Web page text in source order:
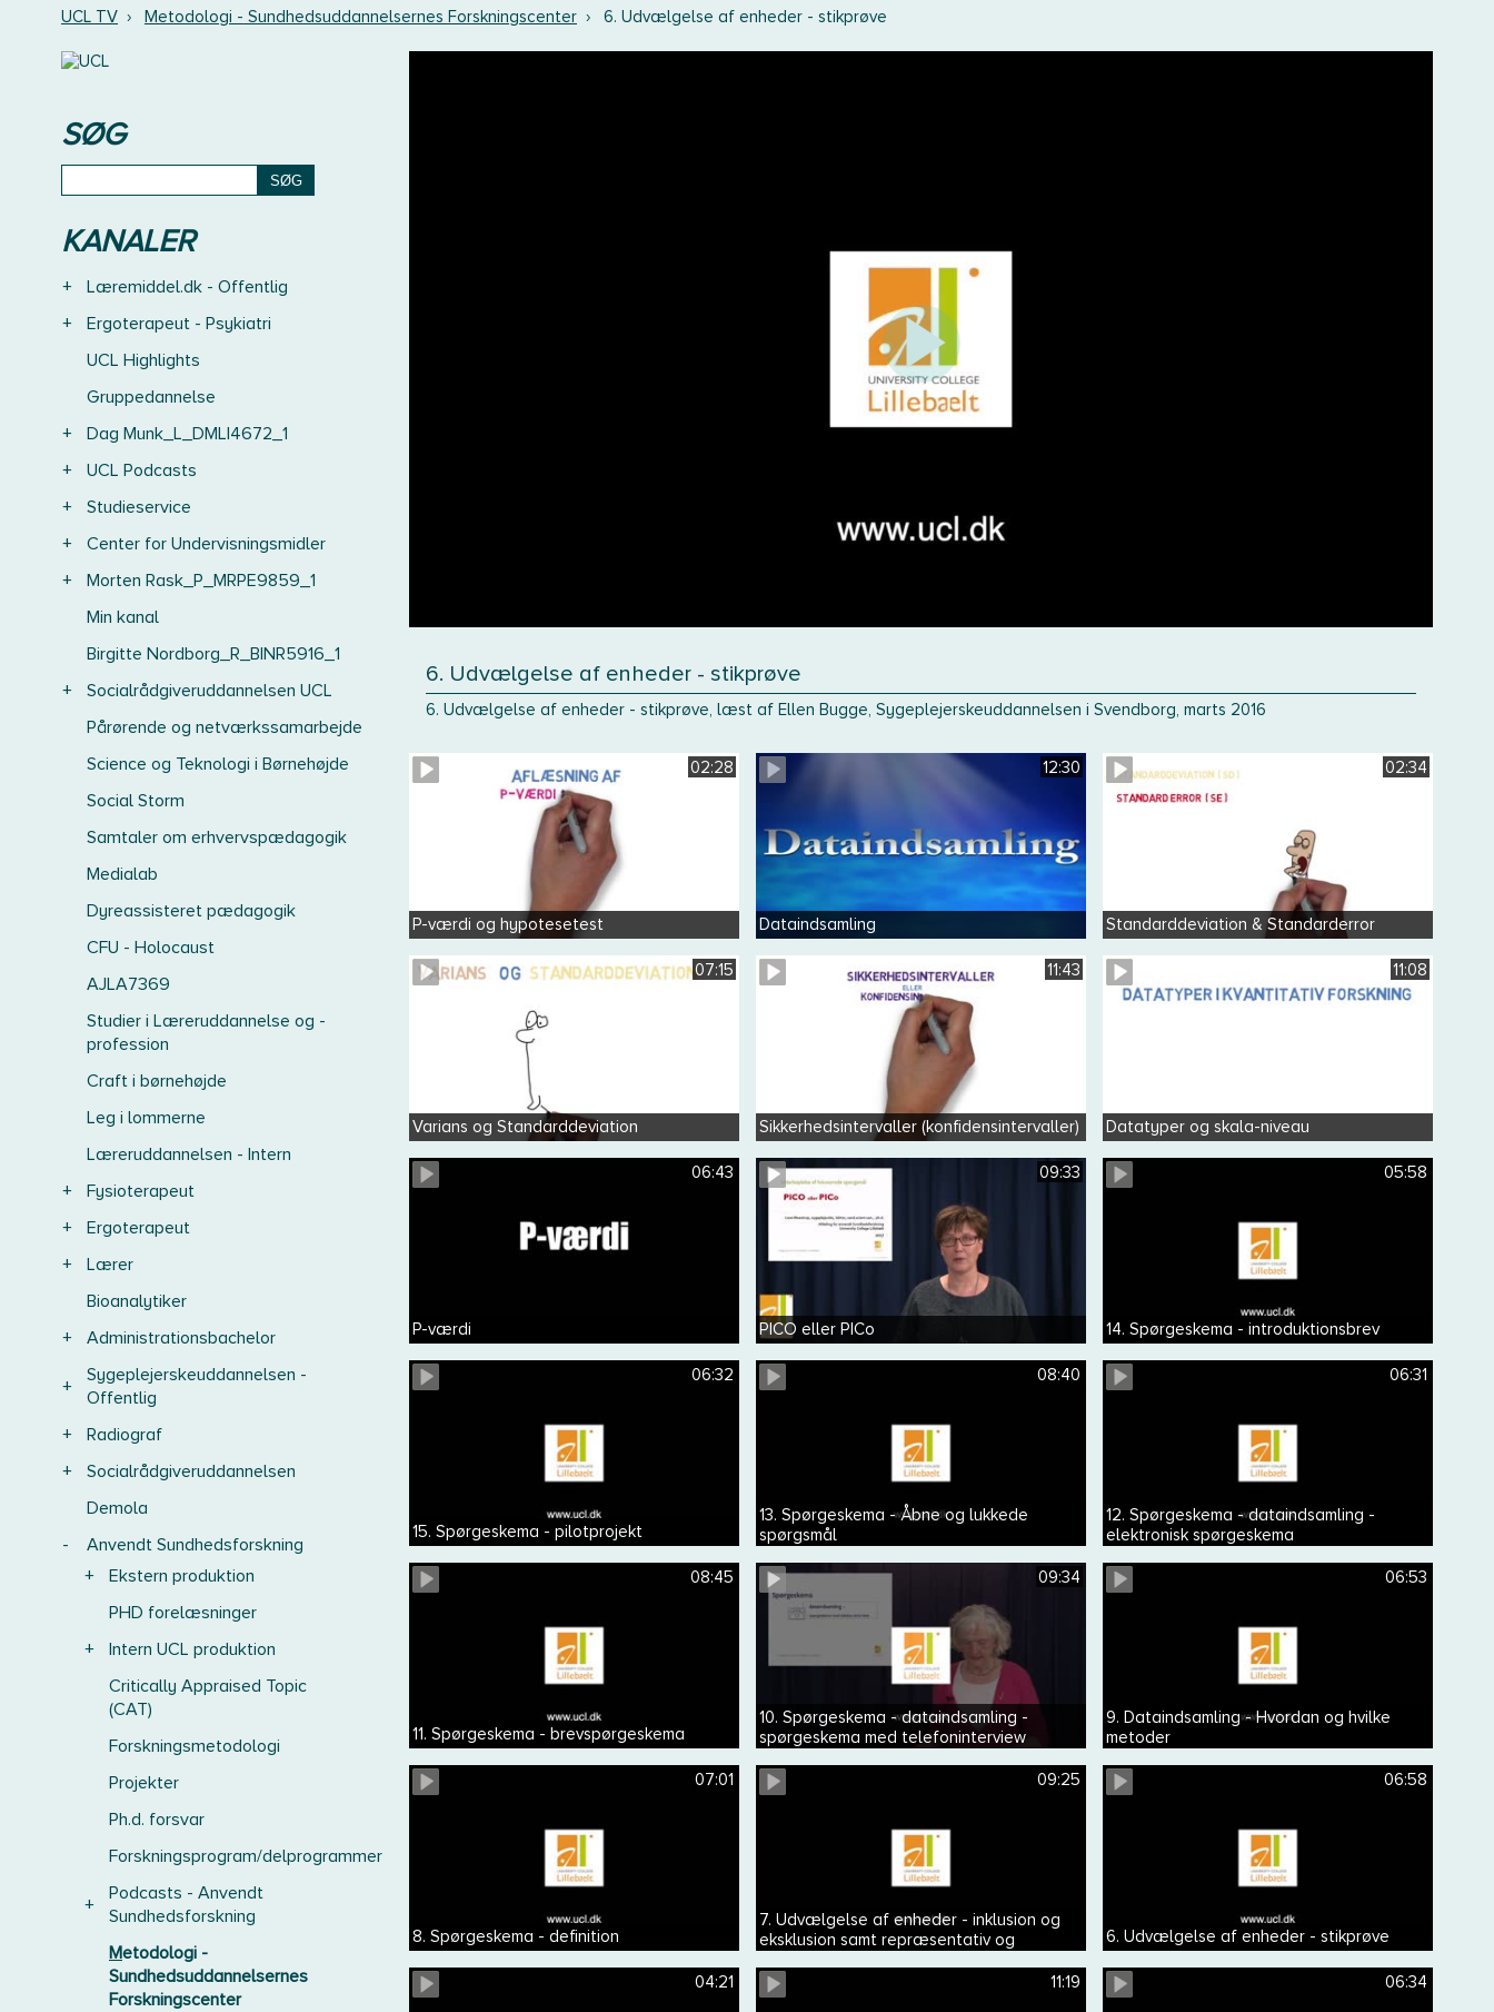
UCL TV › Metodologi - Sundhedsuddannelsernes Forskningscenter › 6. Udvælgelse af enheder - stikprøve
SØG
KANALER
+
Læremiddel.dk - Offentlig
+
Ergoterapeut - Psykiatri
UCL Highlights
Gruppedannelse
+
Dag Munk_L_DMLI4672_1
+
UCL Podcasts
+
Studieservice
+
Center for Undervisningsmidler
+
Morten Rask_P_MRPE9859_1
Min kanal
Birgitte Nordborg_R_BINR5916_1
+
Socialrådgiveruddannelsen UCL
Pårørende og netværkssamarbejde
Science og Teknologi i Børnehøjde
Social Storm
Samtaler om erhvervspædagogik
Medialab
Dyreassisteret pædagogik
CFU - Holocaust
AJLA7369
Studier i Læreruddannelse og -
profession
Craft i børnehøjde
Leg i lommerne
Læreruddannelsen - Intern
+
Fysioterapeut
+
Ergoterapeut
+
Lærer
Bioanalytiker
+
Administrationsbachelor
+
Sygeplejerskeuddannelsen -
Offentlig
+
Radiograf
+
Socialrådgiveruddannelsen
Demola
-
Anvendt Sundhedsforskning
+
Ekstern produktion
PHD forelæsninger
+
Intern UCL produktion
Critically Appraised Topic
(CAT)
Forskningsmetodologi
Projekter
Ph.d. forsvar
Forskningsprogram/delprogrammer
+
Podcasts - Anvendt
Sundhedsforskning
Metodologi -
Sundhedsuddannelsernes
Forskningscenter
6. Udvælgelse af enheder - stikprøve
6. Udvælgelse af enheder - stikprøve, læst af Ellen Bugge, Sygeplejerskeuddannelsen i Svendborg, marts 2016
02:28
P-værdi og hypotesetest
12:30
Dataindsamling
02:34
Standarddeviation & Standarderror
07:15
Varians og Standarddeviation
11:43
Sikkerhedsintervaller (konfidensintervaller)
11:08
Datatyper og skala-niveau
06:43
P-værdi
09:33
PICO eller PICo
05:58
14. Spørgeskema - introduktionsbrev
06:32
15. Spørgeskema - pilotprojekt
08:40
13. Spørgeskema - Åbne og lukkede
spørgsmål
06:31
12. Spørgeskema - dataindsamling -
elektronisk spørgeskema
08:45
11. Spørgeskema - brevspørgeskema
09:34
10. Spørgeskema - dataindsamling -
spørgeskema med telefoninterview
06:53
9. Dataindsamling - Hvordan og hvilke
metoder
07:01
8. Spørgeskema - definition
09:25
7. Udvælgelse af enheder - inklusion og
eksklusion samt repræsentativ og
06:58
6. Udvælgelse af enheder - stikprøve
04:21 11:19 06:34